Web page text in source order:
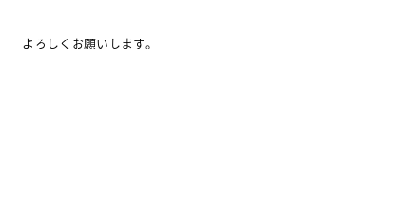
よろしくお願いします。